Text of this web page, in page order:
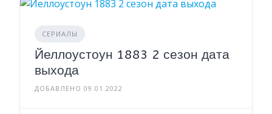
СЕРИАЛЫ
Йеллоустоун 1883 2 сезон дата
выхода
ДОБАВЛЕНО 09.01.2022